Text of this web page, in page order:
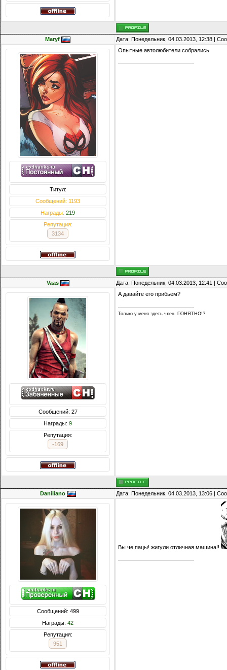
Maryf Дата: Понедельник, 04.03.2013, 12:38 |
Титул:
Сообщений: 1193
Награды: 219
Репутация:
3134
Опытные автолюбители собрались
Vaas Дата: Понедельник, 04.03.2013, 12:41 |
Сообщений: 27
Награды: 9
Репутация:
-169
А давайте его прибьем?
Только у меня здесь член. ПОНЯТНО!?
Daniliano Дата: Понедельник, 04.03.2013, 13:06 |
Сообщений: 499
Награды: 42
Репутация:
951
Вы че пацы! жигули отличная машина!!